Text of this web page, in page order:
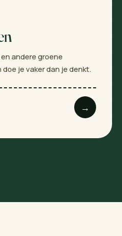
andere groene
je vaker dan je denkt.
→